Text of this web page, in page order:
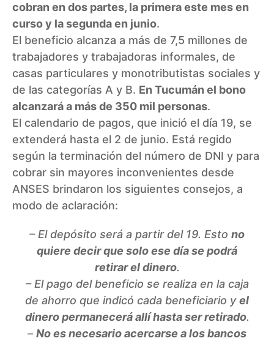
cobran en dos partes, la primera este mes en
curso y la segunda en junio.
El beneficio alcanza a más de 7,5 millones de
trabajadores y trabajadoras informales, de
casas particulares y monotributistas sociales y
de las categorías A y B. En Tucumán el bono
alcanzará a más de 350 mil personas.
El calendario de pagos, que inició el día 19, se
extenderá hasta el 2 de junio. Está regido
según la terminación del número de DNI y para
cobrar sin mayores inconvenientes desde
ANSES brindaron los siguientes consejos, a
modo de aclaración:
– El depósito será a partir del 19. Esto no
quiere decir que solo ese día se podrá
retirar el dinero.
– El pago del beneficio se realiza en la caja
de ahorro que indicó cada beneficiario yel
dinero permanecerá allí hasta ser retirado.
– No es necesario acercarse a los bancos